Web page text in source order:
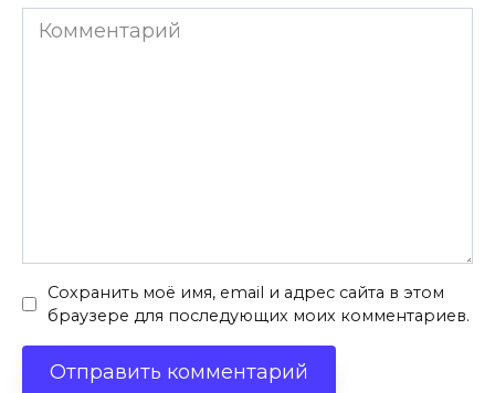
Комментарий
Сохранить моё имя, email и адрес сайта в этом
браузере для последующих моих комментариев.